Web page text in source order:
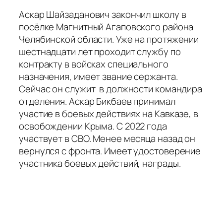
Аскар Шайзаданович закончил школу в
посёлке Магнитный Агаповского района
Челябинской области. Уже на протяжении
шестнадцати лет проходит службу по
контракту в войсках специального
назначения, имеет звание сержанта.
Сейчас он служит в должности командира
отделения. Аскар Бикбаев принимал
участие в боевых действиях на Кавказе, в
освобождении Крыма. С 2022 года
участвует в СВО. Менее месяца назад он
вернулся с фронта. Имеет удостоверение
участника боевых действий, награды.